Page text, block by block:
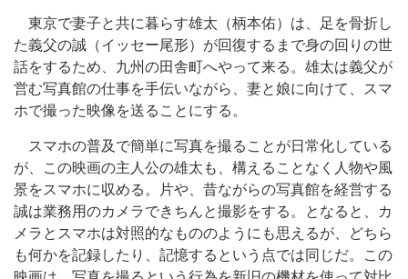
東京で妻子と共に暮らす雄太（柄本佑）は、足を骨折し
た義父の誠（イッセー尾形）が回復するまで身の回りの世
話をするため、九州の田舎町へやって来る。雄太は義父が
営む写真館の仕事を手伝いながら、妻と娘に向けて、スマ
ホで撮った映像を送ることにする。
スマホの普及で簡単に写真を撮ることが日常化している
が、この映画の主人公の雄太も、構えることなく人物や風
景をスマホに収める。片や、昔ながらの写真館を経営する
誠は業務用のカメラできちんと撮影をする。となると、カ
メラとスマホは対照的なもののようにも思えるが、どちら
も何かを記録したり、記憶するという点では同じだ。この